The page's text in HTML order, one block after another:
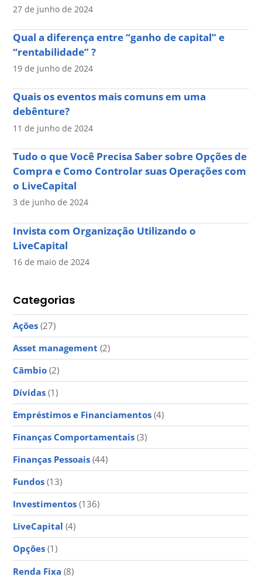
27 de junho de 2024
Qual a diferença entre “ganho de capital” e
“rentabilidade” ?
19 de junho de 2024
Quais os eventos mais comuns em uma
debênture?
11 de junho de 2024
Tudo o que Você Precisa Saber sobre Opções de
Compra e Como Controlar suas Operações com
o LiveCapital
3 de junho de 2024
Invista com Organização Utilizando o
LiveCapital
16 de maio de 2024
Categorias
Ações (27)
Asset management (2)
Câmbio (2)
Dívidas (1)
Empréstimos e Financiamentos (4)
Finanças Comportamentais (3)
Finanças Pessoais (44)
Fundos (13)
Investimentos (136)
LiveCapital (4)
Opções (1)
Renda Fixa (8)